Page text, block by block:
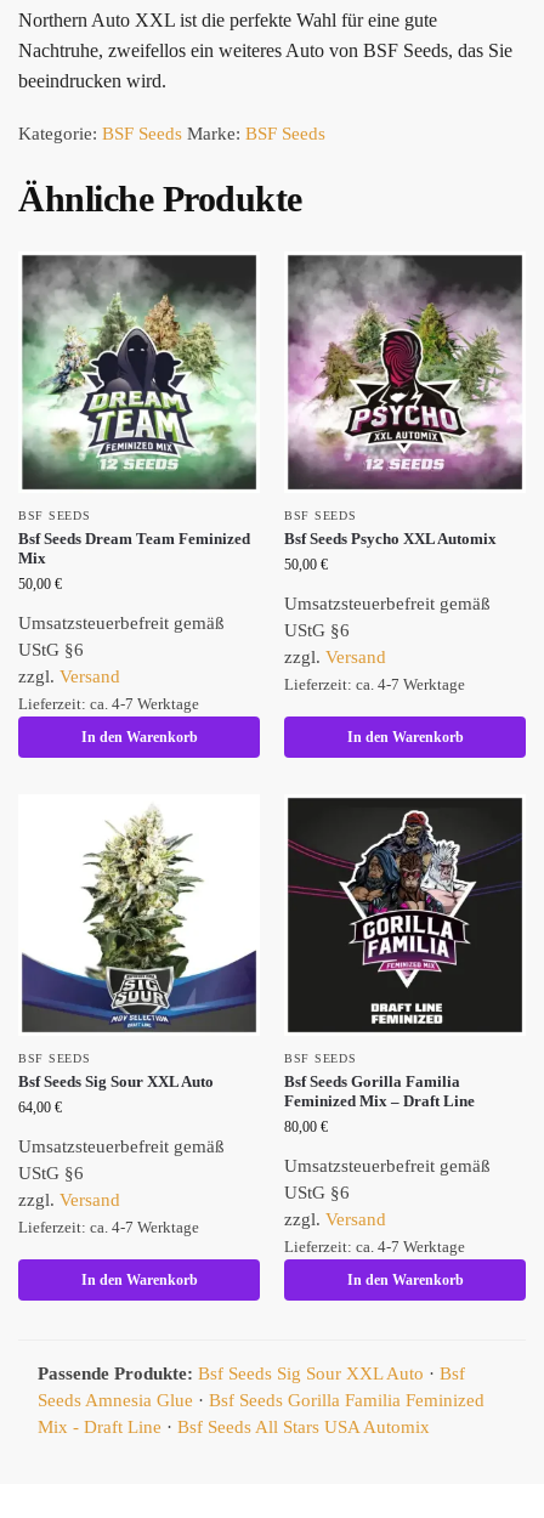
Northern Auto XXL ist die perfekte Wahl für eine gute
Nachtruhe, zweifellos ein weiteres Auto von BSF Seeds, das Sie
beeindrucken wird.
Kategorie: BSF Seeds Marke: BSF Seeds
Ähnliche Produkte
BSF SEEDS
Bsf Seeds Dream Team Feminized
Mix
50,00 €
Umsatzsteuerbefreit gemäß
UStG §6
zzgl. Versand
Lieferzeit: ca. 4-7 Werktage
In den Warenkorb
BSF SEEDS
Bsf Seeds Psycho XXL Automix
50,00 €
Umsatzsteuerbefreit gemäß
UStG §6
zzgl. Versand
Lieferzeit: ca. 4-7 Werktage
In den Warenkorb
BSF SEEDS
Bsf Seeds Sig Sour XXL Auto
64,00 €
Umsatzsteuerbefreit gemäß
UStG §6
zzgl. Versand
Lieferzeit: ca. 4-7 Werktage
In den Warenkorb
BSF SEEDS
Bsf Seeds Gorilla Familia
Feminized Mix – Draft Line
80,00 €
Umsatzsteuerbefreit gemäß
UStG §6
zzgl. Versand
Lieferzeit: ca. 4-7 Werktage
In den Warenkorb
Passende Produkte: Bsf Seeds Sig Sour XXL Auto · Bsf
Seeds Amnesia Glue · Bsf Seeds Gorilla Familia Feminized
Mix - Draft Line · Bsf Seeds All Stars USA Automix